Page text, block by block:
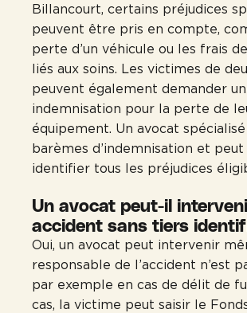
Billancourt, certains préjudices
peuvent être pris en compte,
perte d’un véhicule ou les frais
liés aux soins. Les victimes de
peuvent également demander
indemnisation pour la perte de
équipement. Un avocat
barèmes d’indemnisation et peut
identifier tous les préjudices
Un avocat peut-il
accident sans tiers
Oui, un avocat peut intervenir
responsable de l’accident n’est
par exemple en cas de délit de
cas, la victime peut saisir le